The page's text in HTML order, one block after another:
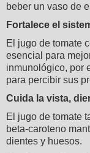
beber un vaso de
Fortalece el
El jugo de tomate
esencial para
inmunológico, por
para percibir sus
Cuida la vista,
El jugo de tomate
beta-caroteno
dientes y huesos.